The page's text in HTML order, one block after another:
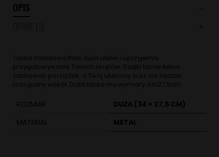
OPIS
Tacka metalowa Raw duża ułatwi i uprzyjemni
przygotowywanie Twoich skrętów. Dzięki tacce łatwo
zachować porządek, a Twój ulubiony susz nie będzie
rozsypany wokół. Duża tacka ma wymiary 34x27,5cm.
ROZMIAR
DUŻA (34 × 27,5 CM)
MATERIAŁ
METAL